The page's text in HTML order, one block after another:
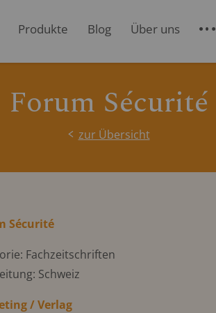
Produkte Blog Über uns S
Forum Sécurité
zur Übersicht
Sécurité
Fachzeitschriften
Schweiz
/ Verlag